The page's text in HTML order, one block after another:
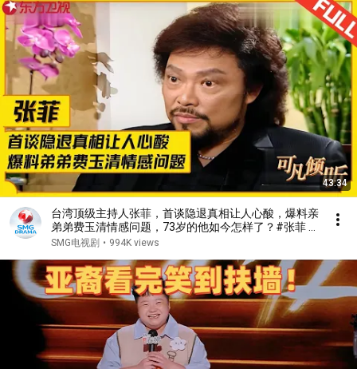
43:34
台湾顶级主持人张菲，首谈隐退真相让人心酸，爆料亲
弟弟费玉清情感问题，73岁的他如今怎样了？#张菲 #
费玉清 #可凡倾听 FULL
SMG电视剧 • 994K views